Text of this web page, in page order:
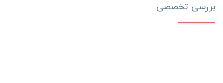
بررسی تخصصی